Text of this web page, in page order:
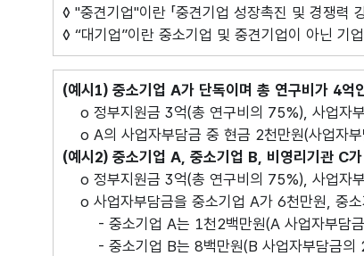
◊ "중견기업"이란 「중견기업 성장촉진 및 경쟁력
◊ “대기업”이란 중소기업 및 중견기업이 아닌 기
(예시1) 중소기업 A가 단독이며 총 연구비가 4억
o 정부지원금 3억(총 연구비의 75%), 사업자
o A의 사업자부담금 중 현금 2천만원(사업자
(예시2) 중소기업 A, 중소기업 B, 비영리기관 C
o 정부지원금 3억(총 연구비의 75%), 사업자
o 사업자부담금을 중소기업 A가 6천만원, 중
- 중소기업 A는 1천2백만원(A 사업자부담금
- 중소기업 B는 8백만원(B 사업자부담금의